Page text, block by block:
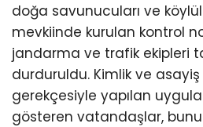
doğa savunucuları ve
mevkiinde kurulan kontrol
jandarma ve trafik ekipleri
durduruldu. Kimlik ve
gerekçesiyle yapılan
gösteren vatandaşlar,